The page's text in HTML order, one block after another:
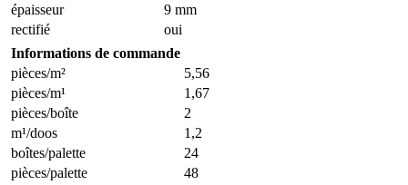
épaisseur
9 mm
rectifié
oui
Informations de commande
pièces/m²
5,56
pièces/m¹
1,67
pièces/boîte
2
m¹/doos
1,2
boîtes/palette
24
pièces/palette
48